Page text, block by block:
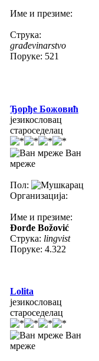
Име и презиме:
Струка:
građevinarstvo
Поруке: 521
Ђорђе Божовић
језикословац
староседелац
Ван
мреже
Пол:
Организација:
Име и презиме:
Đorđe Božović
Струка: lingvist
Поруке: 4.322
Lolita
језикословац
староседелац
Ван
мреже